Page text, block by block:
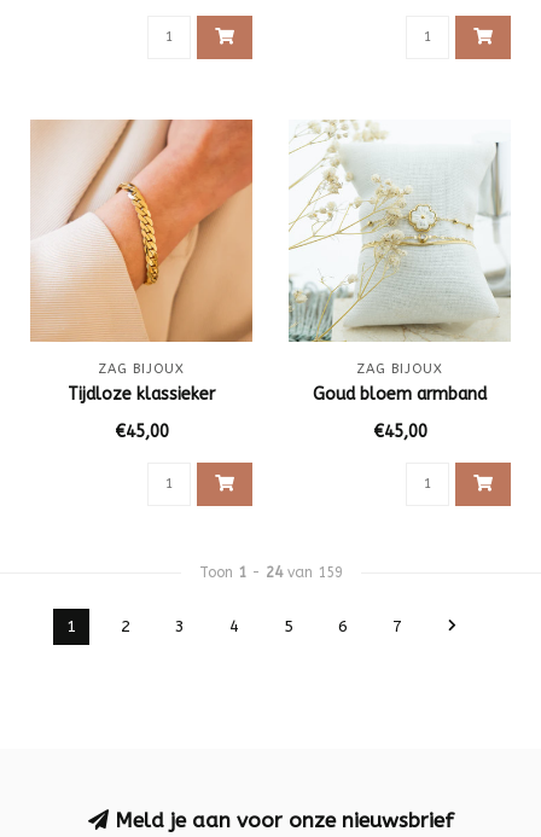
ZAG BIJOUX
Tijdloze klassieker
€45,00
ZAG BIJOUX
Goud bloem armband
€45,00
Toon 1- 24van 159
1 2 3 4 5 6 7
Meld je aan voor onze nieuwsbrief